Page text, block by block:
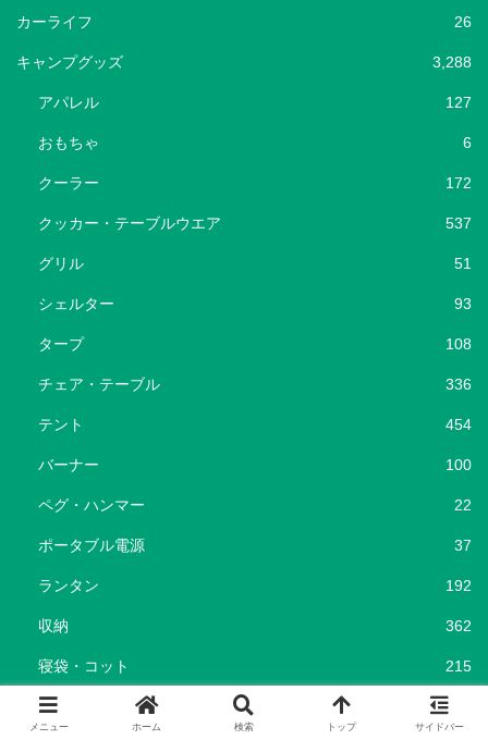
カーライフ 26
キャンプグッズ 3,288
アパレル 127
おもちゃ 6
クーラー 172
クッカー・テーブルウエア 537
グリル 51
シェルター 93
タープ 108
チェア・テーブル 336
テント 454
バーナー 100
ペグ・ハンマー 22
ポータブル電源 37
ランタン 192
収納 362
寝袋・コット 215
暖房器具 116
メニュー ホーム 検索 トップ サイドバー